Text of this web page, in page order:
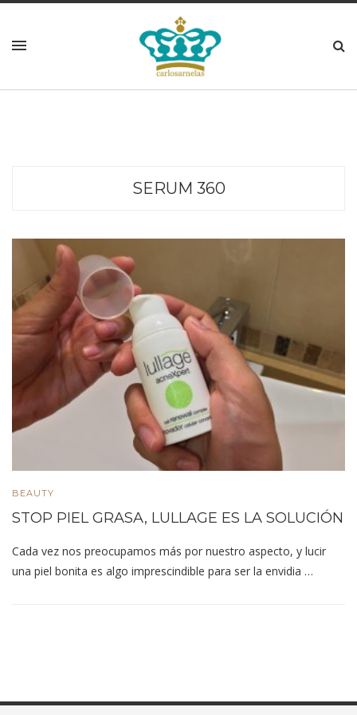
SERUM 360
BEAUTY
STOP PIEL GRASA, LULLAGE ES LA SOLUCIÓN
Cada vez nos preocupamos más por nuestro aspecto, y lucir
una piel bonita es algo imprescindible para ser la envidia …